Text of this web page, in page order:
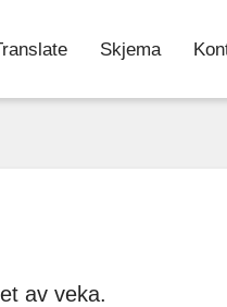
Skjema
av veka.